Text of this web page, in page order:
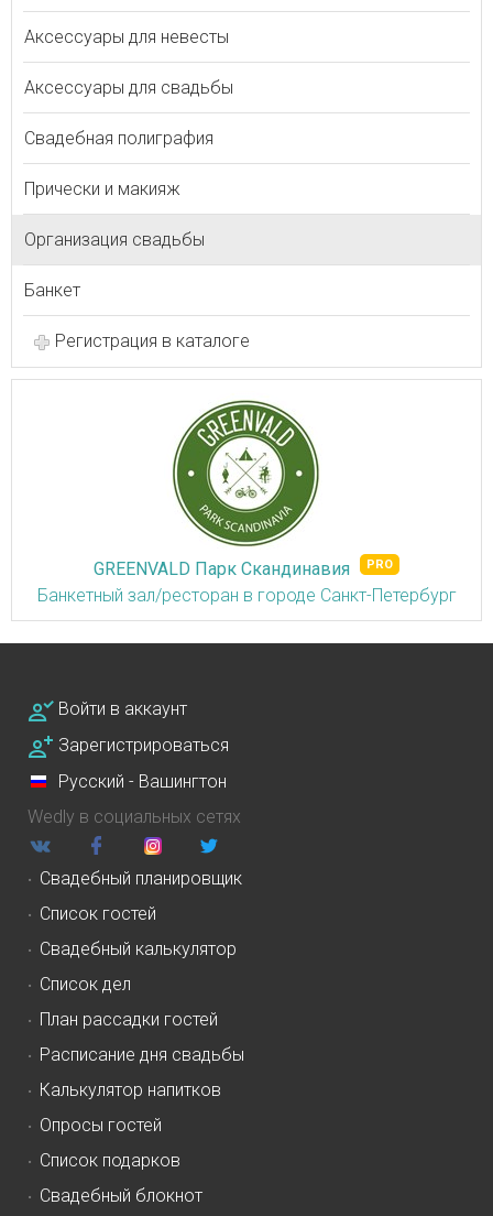
Аксессуары для невесты
Аксессуары для свадьбы
Свадебная полиграфия
Прически и макияж
Организация свадьбы
Банкет
Регистрация в каталоге
GREENVALD Парк Скандинавия
Банкетный зал/ресторан в городе Санкт-Петербург
Войти в аккаунт
Зарегистрироваться
Русский - Вашингтон
Wedly в социальных сетях
Свадебный планировщик
Список гостей
Свадебный калькулятор
Список дел
План рассадки гостей
Расписание дня свадьбы
Калькулятор напитков
Опросы гостей
Список подарков
Свадебный блокнот